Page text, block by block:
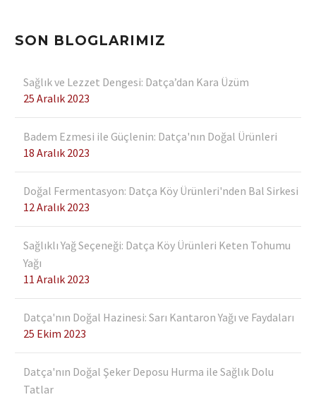
SON BLOGLARIMIZ
Sağlık ve Lezzet Dengesi: Datça’dan Kara Üzüm
25 Aralık 2023
Badem Ezmesi ile Güçlenin: Datça'nın Doğal Ürünleri
18 Aralık 2023
Doğal Fermentasyon: Datça Köy Ürünleri'nden Bal Sirkesi
12 Aralık 2023
Sağlıklı Yağ Seçeneği: Datça Köy Ürünleri Keten Tohumu
Yağı
11 Aralık 2023
Datça'nın Doğal Hazinesi: Sarı Kantaron Yağı ve Faydaları
25 Ekim 2023
Datça'nın Doğal Şeker Deposu Hurma ile Sağlık Dolu
Tatlar